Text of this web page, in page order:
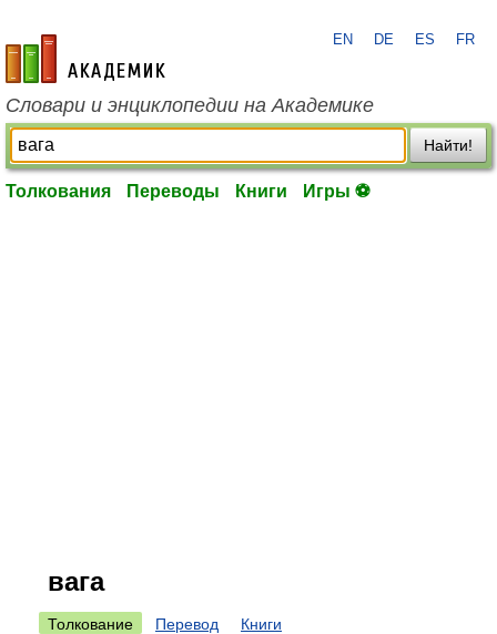
academic.ru
EN DE ES FR
Словари и энциклопедии на Академике
Найти!
Толкования Переводы Книги Игры ⚽
вага
Толкование Перевод Книги